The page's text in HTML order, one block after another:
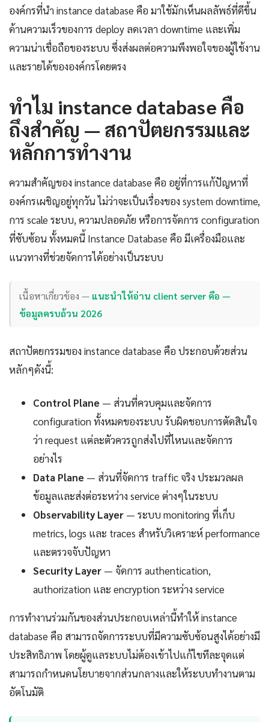
องค์กรที่นำ instance database คือ มาใช้มักเห็นผลลัพธ์ที่ดีขึ้น
ด้านความเร็วของการ deploy ลดเวลา downtime และเพิ่ม
ความน่าเชื่อถือของระบบ ซึ่งส่งผลต่อความพึงพอใจของผู้ใช้งาน
และรายได้ขององค์กรโดยตรง
ทำไม instance database คือ
ถึงสำคัญ — สถาปัตยกรรมและ
หลักการทำงาน
ความสำคัญของ instance database คือ อยู่ที่การแก้ปัญหาที่
องค์กรเผชิญอยู่ทุกวัน ไม่ว่าจะเป็นเรื่องของ system downtime,
การ scale ระบบ, ความปลอดภัย หรือการจัดการ configuration
ที่ซับซ้อน ทั้งหมดนี้ Instance Database คือ มีเครื่องมือและ
แนวทางที่ช่วยจัดการได้อย่างเป็นระบบ
เนื้อหาเกี่ยวข้อง — แนะนำให้อ่าน client server คือ —
ข้อมูลครบถ้วน 2026
สถาปัตยกรรมของ instance database คือ ประกอบด้วยส่วน
หลักๆดังนี้:
Control Plane — ส่วนที่ควบคุมและจัดการ
configuration ทั้งหมดของระบบ รับผิดชอบการตัดสินใจ
ว่า request แต่ละตัวควรถูกส่งไปที่ไหนและจัดการ
อย่างไร
Data Plane — ส่วนที่จัดการ traffic จริง ประมวลผล
ข้อมูลและส่งต่อระหว่าง service ต่างๆในระบบ
Observability Layer — ระบบ monitoring ที่เก็บ
metrics, logs และ traces สำหรับวิเคราะห์ performance
และตรวจจับปัญหา
Security Layer — จัดการ authentication,
authorization และ encryption ระหว่าง service
การทำงานร่วมกันของส่วนประกอบเหล่านี้ทำให้ instance
database คือ สามารถจัดการระบบที่มีความซับซ้อนสูงได้อย่างมี
ประสิทธิภาพ โดยผู้ดูแลระบบไม่ต้องเข้าไปแก้ไขทีละจุดแต่
สามารถกำหนดนโยบายจากส่วนกลางและให้ระบบทำงานตาม
อัตโนมัติ